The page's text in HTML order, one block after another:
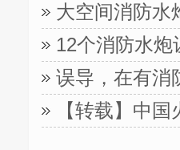
大空间消防水
12个消防水
误导，在有消
【转载】中